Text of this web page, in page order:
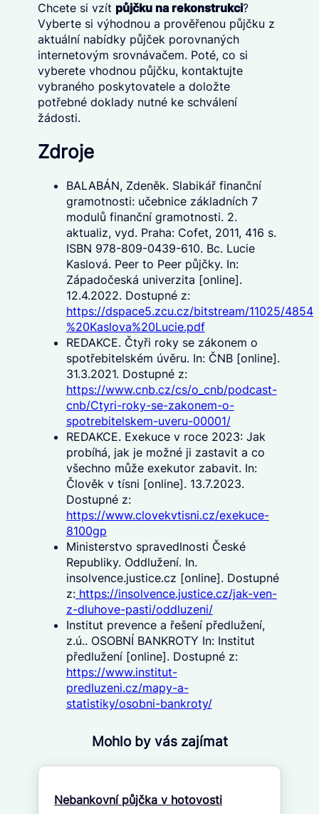
Chcete si vzít půjčku na rekonstrukci?
Vyberte si výhodnou a prověřenou půjčku z
aktuální nabídky půjček porovnaných
internetovým srovnávačem. Poté, co si
vyberete vhodnou půjčku, kontaktujte
vybraného poskytovatele a doložte
potřebné doklady nutné ke schválení
žádosti.
Zdroje
BALABÁN, Zdeněk. Slabikář finanční
gramotnosti: učebnice základních 7
modulů finanční gramotnosti. 2.
aktualiz, vyd. Praha: Cofet, 2011, 416 s.
ISBN 978-809-0439-610. Bc. Lucie
Kaslová. Peer to Peer půjčky. In:
Západočeská univerzita [online].
12.4.2022. Dostupné z:
https://dspace5.zcu.cz/bitstream/11025/
%20Kaslova%20Lucie.pdf
REDAKCE. Čtyři roky se zákonem o
spotřebitelském úvěru. In: ČNB [online].
31.3.2021. Dostupné z:
https://www.cnb.cz/cs/o_cnb/podcast-
cnb/Ctyri-roky-se-zakonem-o-
spotrebitelskem-uveru-00001/
REDAKCE. Exekuce v roce 2023: Jak
probíhá, jak je možné ji zastavit a co
všechno může exekutor zabavit. In:
Člověk v tísni [online]. 13.7.2023.
Dostupné z:
https://www.clovekvtisni.cz/exekuce-
8100gp
Ministerstvo spravedlnosti České
Republiky. Oddlužení. In.
insolvence.justice.cz [online]. Dostupné
z:https://insolvence.justice.cz/jak-ven-
z-dluhove-pasti/oddluzeni/
Institut prevence a řešení předlužení,
z.ú.. OSOBNÍ BANKROTY In: Institut
předlužení [online]. Dostupné z:
https://www.institut-
predluzeni.cz/mapy-a-
statistiky/osobni-bankroty/
Mohlo by vás zajímat
Nebankovní půjčka v hotovosti